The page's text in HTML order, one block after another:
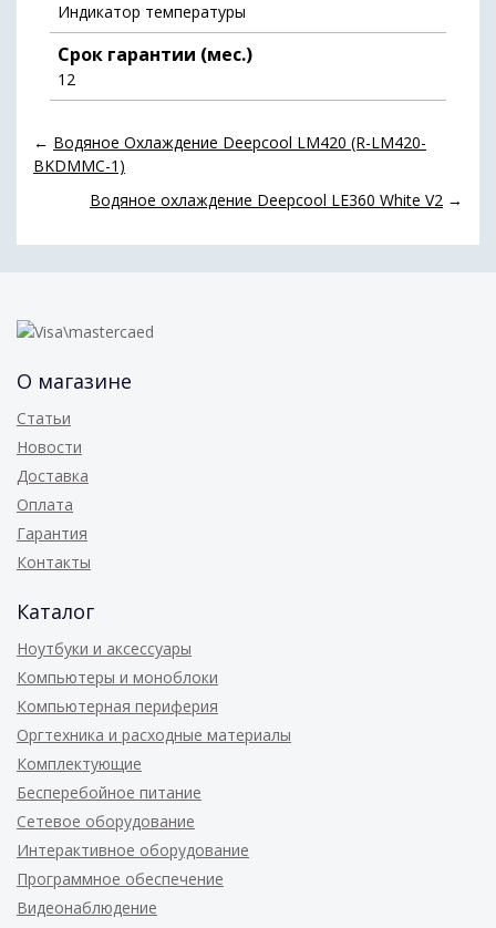
Индикатор температуры
Срок гарантии (мес.)
12
← Водяное Охлаждение Deepcool LM420 (R-LM420-
BKDMMC-1)
Водяное охлаждение Deepcool LE360 White V2 →
О магазине
Статьи
Новости
Доставка
Оплата
Гарантия
Контакты
Каталог
Ноутбуки и аксессуары
Компьютеры и моноблоки
Компьютерная периферия
Оргтехника и расходные материалы
Комплектующие
Бесперебойное питание
Сетевое оборудование
Интерактивное оборудование
Программное обеспечение
Видеонаблюдение